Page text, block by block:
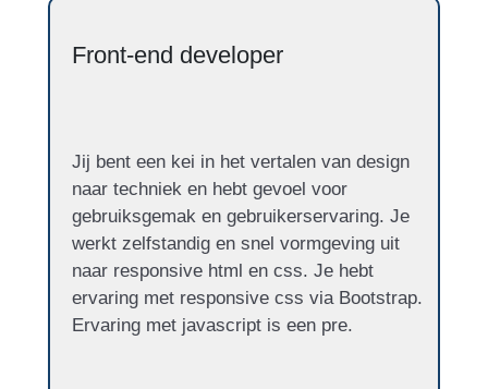
Front-end developer
Jij bent een kei in het vertalen van design
naar techniek en hebt gevoel voor
gebruiksgemak en gebruikerservaring. Je
werkt zelfstandig en snel vormgeving uit
naar responsive html en css. Je hebt
ervaring met responsive css via Bootstrap.
Ervaring met javascript is een pre.